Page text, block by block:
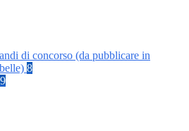
di concorso (da pubblicare in
8